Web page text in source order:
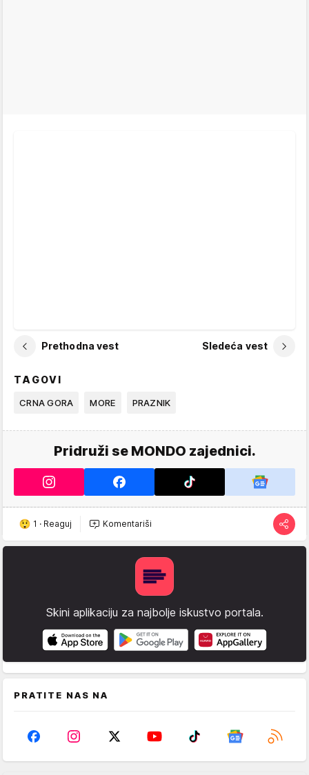
Prethodna vest Sledeća vest
TAGOVI
CRNA GORA MORE PRAZNIK
Pridruži se MONDO zajednici.
1 · Reaguj Komentariši
Skini aplikaciju za najbolje iskustvo portala.
PRATITE NAS NA